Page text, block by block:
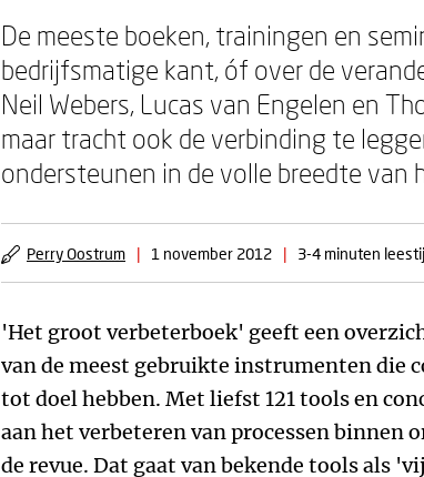
De meeste boeken, trainingen en
bedrijfsmatige kant, óf over de
Neil Webers, Lucas van Engelen en
maar tracht ook de verbinding te
ondersteunen in de volle breedte van
Perry Oostrum | 1 november 2012 | 3-4 minuten
'Het groot verbeterboek' geeft een
van de meest gebruikte instrumenten die
tot doel hebben. Met liefst 121 tools en
aan het verbeteren van processen binnen
de revue. Dat gaat van bekende tools als